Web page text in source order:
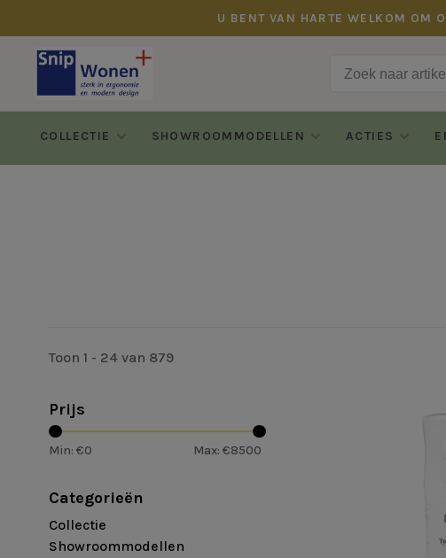
U BENT VAN HARTE WELKOM OM
COLLECTIE SHOWROOMMODELLEN ACTIES
Toon 1 - 24 van 879
Prijs
Min: €0 Max: €8500
Categorieën
Collectie
Showroommodellen